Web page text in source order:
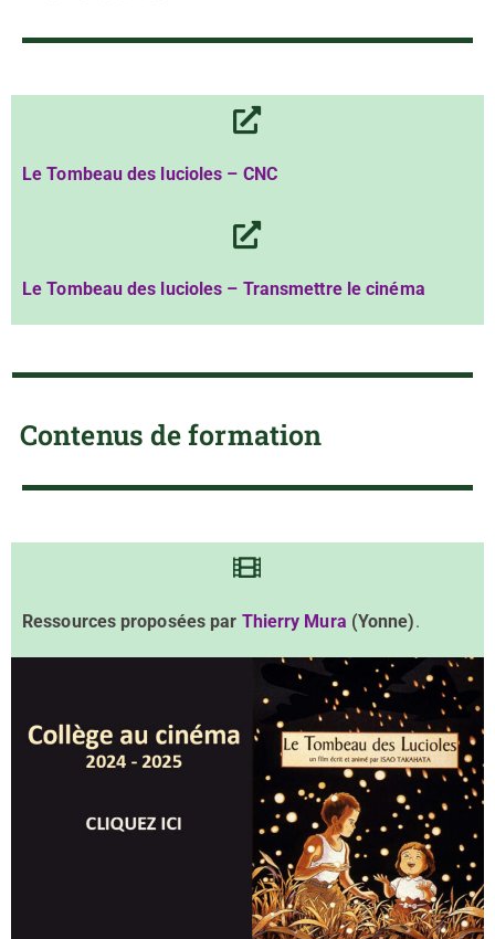
Le Tombeau des lucioles – CNC
Le Tombeau des lucioles – Transmettre le cinéma
Contenus de formation
Ressources proposées par Thierry Mura (Yonne).